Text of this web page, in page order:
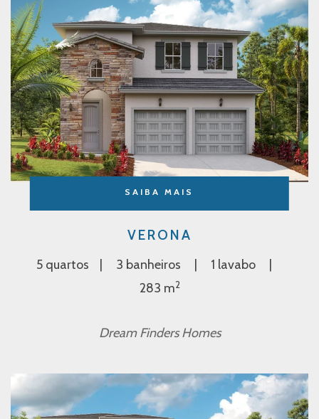
SAIBA MAIS
VERONA
5 quartos 3 banheiros
1 lavabo
283 m2
Dream Finders Homes